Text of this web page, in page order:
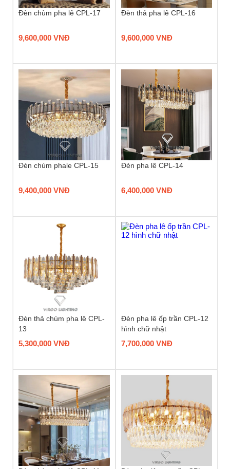
Đèn chùm pha lê CPL-17
9,600,000 VNĐ
Đèn thả pha lê CPL-16
9,600,000 VNĐ
Đèn chùm phale CPL-15
9,400,000 VNĐ
Đèn pha lê CPL-14
6,400,000 VNĐ
Đèn thả chùm pha lê CPL-
13
5,300,000 VNĐ
Đèn pha lê ốp trần CPL-12
hình chữ nhật
7,700,000 VNĐ